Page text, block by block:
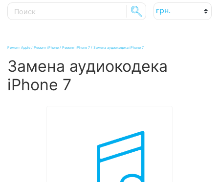
Ремонт Apple / Ремонт iPhone / Ремонт iPhone 7 / Замена аудиокодека iPhone 7
Замена аудиокодека
iPhone 7